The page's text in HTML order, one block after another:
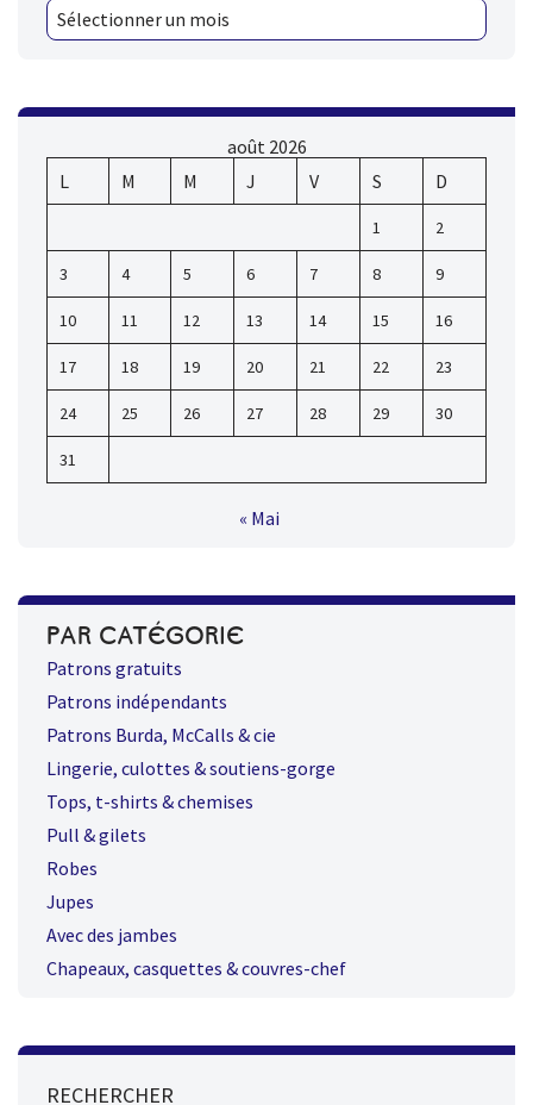
août 2026
L
M M J V S D
1 2
3 4 5 6 7 8 9
10 11 12 13 14 15 16
17 18 19 20 21 22 23
24 25 26 27 28 29 30
31
« Mai
PAR CATÉGORIE
Patrons gratuits
Patrons indépendants
Patrons Burda, McCalls & cie
Lingerie, culottes & soutiens-gorge
Tops, t-shirts & chemises
Pull & gilets
Robes
Jupes
Avec des jambes
Chapeaux, casquettes & couvres-chef
RECHERCHER